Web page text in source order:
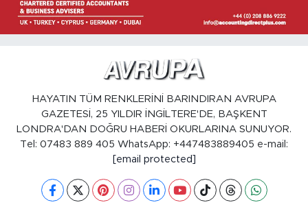
HAYATIN TÜM RENKLERİNİ BARINDIRAN AVRUPA
GAZETESİ, 25 YILDIR İNGİLTERE'DE, BAŞKENT
LONDRA'DAN DOĞRU HABERİ OKURLARINA SUNUYOR.
Tel: 07483 889 405 WhatsApp: +447483889405 e-mail:
[email protected]